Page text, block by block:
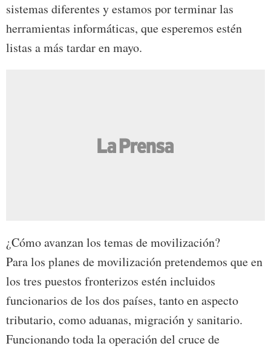
sistemas diferentes y estamos por terminar las
herramientas informáticas, que esperemos estén
listas a más tardar en mayo.
¿Cómo avanzan los temas de movilización?
Para los planes de movilización pretendemos que en
los tres puestos fronterizos estén incluidos
funcionarios de los dos países, tanto en aspecto
tributario, como aduanas, migración y sanitario.
Funcionando toda la operación del cruce de